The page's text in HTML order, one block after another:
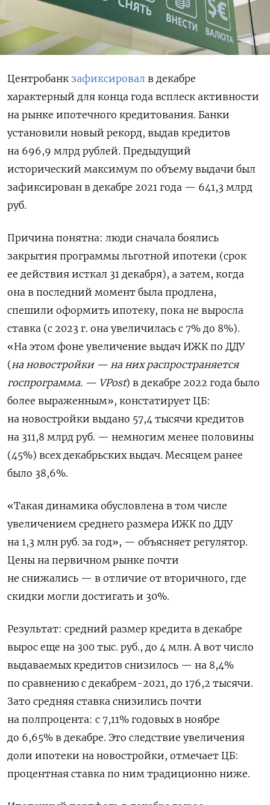
Центробанк зафиксировал в декабре
характерный для конца года всплеск активности
на рынке ипотечного кредитования. Банки
установили новый рекорд, выдав кредитов
на 696,9 млрд рублей. Предыдущий
исторический максимум по объему выдачи был
зафиксирован в декабре 2021 года — 641,3 млрд
руб.
Причина понятна: люди сначала боялись
закрытия программы льготной ипотеки (срок
ее действия исткал 31 декабря), а затем, когда
она в последний момент была продлена,
спешили оформить ипотеку, пока не выросла
ставка (с 2023 г. она увеличилась с 7% до 8%).
«На этом фоне увеличение выдач ИЖК по ДДУ
(на новостройки — на них распространяется
госпрограмма. — VPost) в декабре 2022 года было
более выраженным», констатирует ЦБ:
на новостройки выдано 57,4 тысячи кредитов
на 311,8 млрд руб. — немногим менее половины
(45%) всех декабрьских выдач. Месяцем ранее
было 38,6%.
«Такая динамика обусловлена в том числе
увеличением среднего размера ИЖК по ДДУ
на 1,3 млн руб. за год», — объясняет регулятор.
Цены на первичном рынке почти
не снижались — в отличие от вторичного, где
скидки могли достигать и 30%.
Результат: средний размер кредита в декабре
вырос еще на 300 тыс. руб., до 4 млн. А вот число
выдаваемых кредитов снизилось — на 8,4%
по сравнению с декабрем-2021, до 176,2 тысячи.
Зато средняя ставка снизились почти
на полпроцента: с 7,11% годовых в ноябре
до 6,65% в декабре. Это следствие увеличения
доли ипотеки на новостройки, отмечает ЦБ:
процентная ставка по ним традиционно ниже.